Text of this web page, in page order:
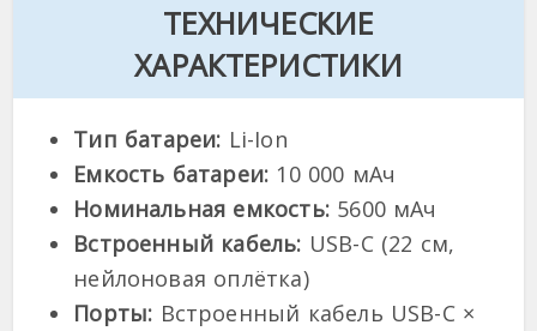
ТЕХНИЧЕСКИЕ
ХАРАКТЕРИСТИКИ
Тип батареи: Li-Ion
Емкость батареи: 10 000 мАч
Номинальная емкость:5600 мАч
Встроенный кабель: USB-C (22 см,
нейлоновая оплётка)
Порты: Встроенный кабель USB-C ×